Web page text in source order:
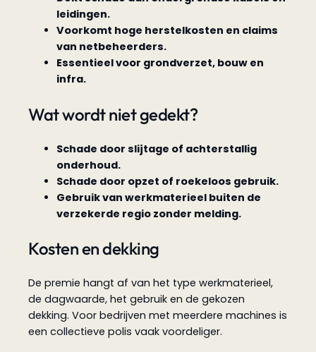
leidingen.
Voorkomt hoge herstelkosten en claims
van netbeheerders.
Essentieel voor grondverzet, bouw en
infra.
Wat wordt niet gedekt?
Schade door slijtage of achterstallig
onderhoud.
Schade door opzet of roekeloos gebruik.
Gebruik van werkmaterieel buiten de
verzekerde regio zonder melding.
Kosten en dekking
De premie hangt af van het type werkmaterieel,
de dagwaarde, het gebruik en de gekozen
dekking. Voor bedrijven met meerdere machines is
een collectieve polis vaak voordeliger.